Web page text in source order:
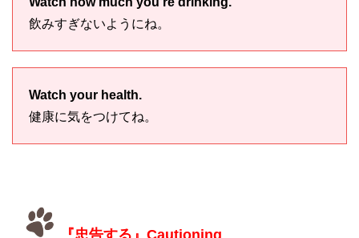
飲みすぎないようにね。
Watch your health.
健康に気をつけてね。